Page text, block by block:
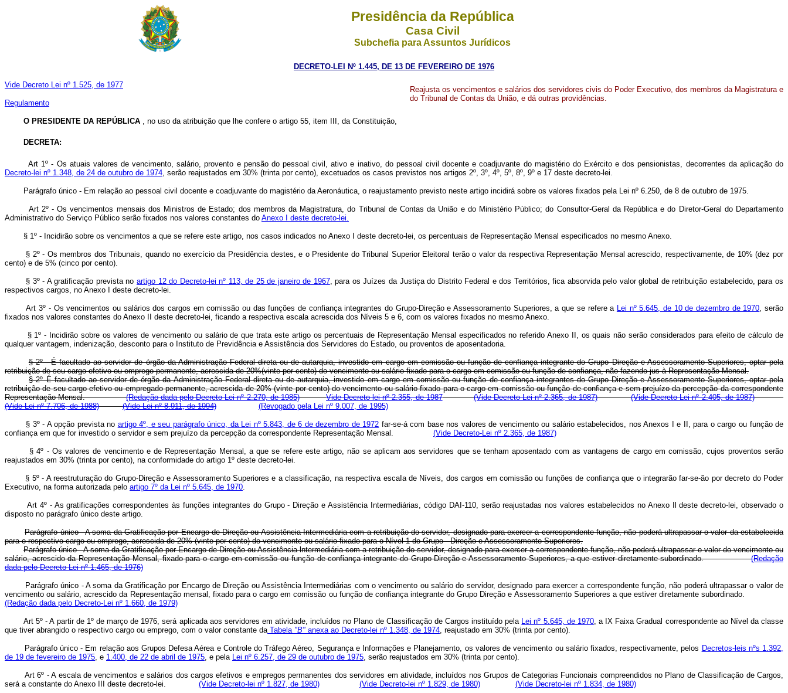
Presidência da República
Casa Civil
Subchefia para Assuntos Jurídicos
DECRETO-LEI Nº 1.445, DE 13 DE FEVEREIRO DE 1976
Vide Decreto Lei nº 1.525, de 1977
Regulamento
Reajusta os vencimentos e salários dos servidores civis do Poder Executivo, dos membros da Magistratura e
do Tribunal de Contas da União, e dá outras providências.
O PRESIDENTE DA REPÚBLICA , no uso da atribuição que lhe confere o artigo 55, item III, da Constituição,
DECRETA:
Art 1º - Os atuais valores de vencimento, salário, provento e pensão do pessoal civil, ativo e inativo, do pessoal civil docente e coadjuvante do magistério do Exército e dos pensionistas, decorrentes da aplicação do
Decreto-lei nº 1.348, de 24 de outubro de 1974 , serão reajustados em 30% (trinta por cento), excetuados os casos previstos nos artigos 2º, 3º, 4º, 5º, 8º, 9º e 17 deste decreto-lei.
Parágrafo único - Em relação ao pessoal civil docente e coadjuvante do magistério da Aeronáutica, o reajustamento previsto neste artigo incidirá sobre os valores fixados pela Lei nº 6.250, de 8 de outubro de 1975.
Art 2º - Os vencimentos mensais dos Ministros de Estado; dos membros da Magistratura, do Tribunal de Contas da União e do Ministério Público; do Consultor-Geral da República e do Diretor-Geral do Departamento
Administrativo do Serviço Público serão fixados nos valores constantes do Anexo I deste decreto-lei.
§ 1º - Incidirão sobre os vencimentos a que se refere este artigo, nos casos indicados no Anexo I deste decreto-lei, os percentuais de Representação Mensal especificados no mesmo Anexo.
§ 2º - Os membros dos Tribunais, quando no exercício da Presidência destes, e o Presidente do Tribunal Superior Eleitoral terão o valor da respectiva Representação Mensal acrescido, respectivamente, de 10% (dez por
cento) e de 5% (cinco por cento).
§ 3º - A gratificação prevista no artigo 12 do Decreto-lei nº 113, de 25 de janeiro de 1967, para os Juízes da Justiça do Distrito Federal e dos Territórios, fica absorvida pelo valor global de retribuição estabelecido, para os
respectivos cargos, no Anexo I deste decreto-lei.
Art 3º - Os vencimentos ou salários dos cargos em comissão ou das funções de confiança integrantes do Grupo-Direção e Assessoramento Superiores, a que se refere a Lei nº 5.645, de 10 de dezembro de 1970 , serão
fixados nos valores constantes do Anexo II deste decreto-lei, ficando a respectiva escala acrescida dos Níveis 5 e 6, com os valores fixados no mesmo Anexo.
§ 1º - Incidirão sobre os valores de vencimento ou salário de que trata este artigo os percentuais de Representação Mensal especificados no referido Anexo II, os quais não serão considerados para efeito de cálculo de
qualquer vantagem, indenização, desconto para o Instituto de Previdência e Assistência dos Servidores do Estado, ou proventos de aposentadoria.
§ 2º - É facultado ao servidor de órgão da Administração Federal direta ou de autarquia, investido em cargo em comissão ou função de confiança integrante do Grupo Direção e Assessoramento Superiores, optar pela
retribuição de seu cargo efetivo ou emprego permanente, acrescida de 20%(vinte por cento) do vencimento ou salário fixado para o cargo em comissão ou função de confiança, não fazendo jus à Representação Mensal.
§ 2º É facultado ao servidor de órgão da Administração Federal direta ou de autarquia, investido em cargo em comissão ou função de confiança integrantes do Grupo Direção e Assessoramento Superiores, optar pela
retribuição de seu cargo efetivo ou empregado permanente, acrescida de 20% (vinte por cento) do vencimento ou salário fixado para o cargo em comissão ou função de confiança e sem prejuízo da percepção da correspondente
Representação Mensal.(Redação dada pelo Decreto-Lei nº 2.270, de 1985) Vide Decreto-lei nº 2.355, de 1987 (Vide Decreto-Lei nº 2.365, de 1987)
(Vide Decreto-Lei nº 2.405, de 1987)
(Vide Lei nº 7.706, de 1988)
(Vide Lei nº 8.911, de 1994) (Revogado pela Lei nº 9.007, de 1995)
§ 3º - A opção prevista no artigo 4º, e seu parágrafo único, da Lei nº 5.843, de 6 de dezembro de 1972 far-se-á com base nos valores de vencimento ou salário estabelecidos, nos Anexos I e II, para o cargo ou função de
confiança em que for investido o servidor e sem prejuízo da percepção da correspondente Representação Mensal. (Vide Decreto-Lei nº 2.365, de 1987)
§ 4º - Os valores de vencimento e de Representação Mensal, a que se refere este artigo, não se aplicam aos servidores que se tenham aposentado com as vantagens de cargo em comissão, cujos proventos serão
reajustados em 30% (trinta por cento), na conformidade do artigo 1º deste decreto-lei.
§ 5º - A reestruturação do Grupo-Direção e Assessoramento Superiores e a classificação, na respectiva escaIa de Níveis, dos cargos em comissão ou funções de confiança que o integrarão far-se-ão por decreto do Poder
Executivo, na forma autorizada pelo artigo 7º da Lei nº 5.645, de 1970
Art 4º - As gratificações correspondentes às funções integrantes do Grupo - Direção e Assistência Intermediárias, código DAI-110, serão reajustadas nos valores estabelecidos no Anexo Il deste decreto-lei, observado o
disposto no parágrafo único deste artigo.
Parágrafo único - A soma da Gratificação por Encargo de Direção ou Assistência Intermediária com a retribuição do servidor, designado para exercer a correspondente função, não poderá ultrapassar o valor da estabelecida
para o respectivo cargo ou emprego, acrescida de 20% (vinte por cento) do vencimento ou salário fixado para o Nível 1 do Grupo - Direção e Assessoramento Superiores.
Parágrafo único - A soma da Gratificação por Encargo de Direção ou Assistência lntermediária com a retribuição do servidor, designado para exercer a correspondente função, não poderá ultrapassar o valor do vencimento ou
salário, acrescido da Representação Mensal, fixado para o cargo em comissão ou função de confiança integrante do Grupo-Direção e Assessoramento Superiores, a que estiver diretamente subordinado.(Redação
dada pelo Decreto-Lei nº 1.465, de 1976)
Parágrafo único - A soma da Gratificação por Encargo de Direção ou Assistência Intermediárias com o vencimento ou salário do servidor, designado para exercer a correspondente função, não poderá ultrapassar o valor de
vencimento ou salário, acrescido da Representação mensal, fixado para o cargo em comissão ou função de confiança integrante do Grupo Direção e Assessoramento Superiores a que estiver diretamente subordinado.
(Redação dada pelo Decreto-Lei nº 1.660, de 1979)
Art 5º - A partir de 1º de março de 1976, será aplicada aos servidores em atividade, incluídos no Plano de Classificação de Cargos instituído pela Lei nº 5.645, de 1970, a IX Faixa Gradual correspondente ao Nível da classe
que tiver abrangido o respectivo cargo ou emprego, com o valor constante da Tabela "B" anexa ao Decreto-lei nº 1.348, de 1974 , reajustado em 30% (trinta por cento).
Parágrafo único - Em relação aos Grupos Defesa Aérea e Controle do Tráfego Aéreo, Segurança e Informações e Planejamento, os valores de vencimento ou salário fixados, respectivamente, pelos Decretos-leis nºs 1.392,
de 19 de fevereiro de 1975 , e 1.400, de 22 de abril de 1975 , e pela Lei nº 6.257, de 29 de outubro de 1975 , serão reajustados em 30% (trinta por cento).
Art 6º - A escala de vencimentos e salários dos cargos efetivos e empregos permanentes dos servidores em atividade, incluídos nos Grupos de Categorias Funcionais compreendidos no Plano de Classificação de Cargos,
será a constante do Anexo III deste decreto-lei. (Vide Decreto-lei nº 1.827, de 1980) (Vide Decreto-lei nº 1.829, de 1980) (Vide Decreto-lei nº 1.834, de 1980)